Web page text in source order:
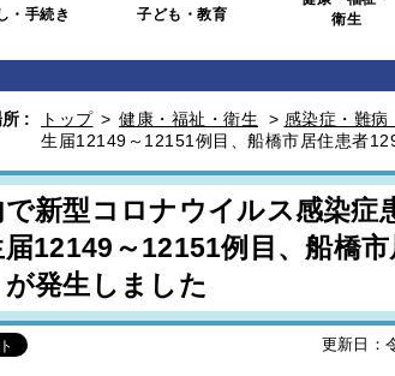
・手続き 子ども・教育
衛生
: トップ > 健康・福祉・衛生 > 感染症・難病
生届12149～12151例目、船橋市居住患者
新型コロナウイルス感染症
12149～12151例目、船橋
が発生しました
更新日：